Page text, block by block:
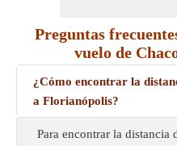
Preguntas
vuelo de
¿Cómo encontrar la
a Florianópolis?
Para encontrar la distancia